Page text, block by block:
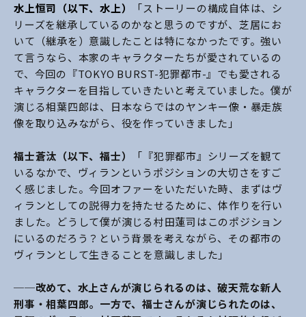
水上恒司（以下、水上）
「ストーリーの構成自体は、シ
リーズを継承しているのかなと思うのですが、芝居にお
いて（継承を）意識したことは特になかったです。強い
て言うなら、本家のキャラクターたちが愛されているの
で、今回の『TOKYO BURST-犯罪都市-』でも愛される
キャラクターを目指していきたいと考えていました。僕が
演じる相葉四郎は、日本ならではのヤンキー像・暴走族
像を取り込みながら、役を作っていきました」
福士蒼汰（以下、福士）
「『犯罪都市』シリーズを観て
いるなかで、ヴィランというポジションの大切さをすご
く感じました。今回オファーをいただいた時、まずはヴ
ィランとしての説得力を持たせるために、体作りを行い
ました。どうして僕が演じる村田蓮司はこのポジション
にいるのだろう？という背景を考えながら、その都市の
ヴィランとして生きることを意識しました」
──改めて、水上さんが演じられるのは、破天荒な新人
刑事・相葉四郎。一方で、福士さんが演じられたのは、